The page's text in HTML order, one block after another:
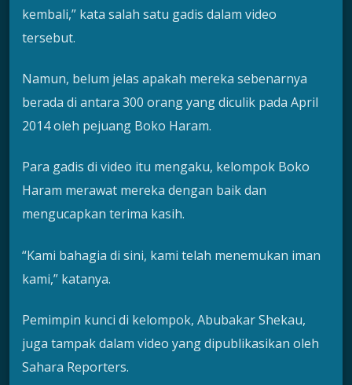
kembali,” kata salah satu gadis dalam video
tersebut.
Namun, belum jelas apakah mereka sebenarnya
berada di antara 300 orang yang diculik pada April
2014 oleh pejuang Boko Haram.
Para gadis di video itu mengaku, kelompok Boko
Haram merawat mereka dengan baik dan
mengucapkan terima kasih.
“Kami bahagia di sini, kami telah menemukan iman
kami,” katanya.
Pemimpin kunci di kelompok, Abubakar Shekau,
juga tampak dalam video yang dipublikasikan oleh
Sahara Reporters.